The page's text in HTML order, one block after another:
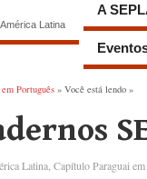
Latina
A
Português » Você está lendo »
Latina Capítulo Paraguai